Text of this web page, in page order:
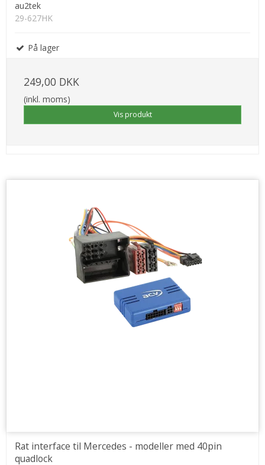
au2tek
29-627HK
På lager
249,00 DKK
(inkl. moms)
Vis produkt
Rat interface til Mercedes - modeller med 40pin
quadlock